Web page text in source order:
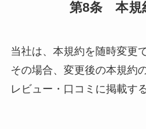
第8条 本規
当社は、本規約を随時変更
その場合、変更後の本規約
レビュー・口コミに掲載す